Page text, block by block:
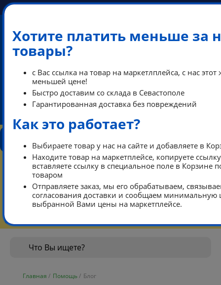
+7 (978) 013-34-00
+7 (978) 700-14-55
ikeaDos@mail.ru
РЕЖИМ РАБОТЫ
КОРЗИНА
0
Каталог
Тарифы
Главная / Помощь/ Блог
Хотите платить меньше за
товары?
с Вас ссылка на товар на маркетлплейса, с нас этот
меньшей цене!
Быстро доставим со склада в Севастополе
Гарантированная доставка без повреждений
Как это работает?
Выбираете товар у нас на сайте и добавляете в
Находите товар на маркетплейсе, копируете
вставляете ссылку в специальное поле в Корзине
товаром
Отправляете заказ, мы его обрабатываем,
согласования доставки и сообщаем минимальную
выбранной Вами цены на маркетплейсе.